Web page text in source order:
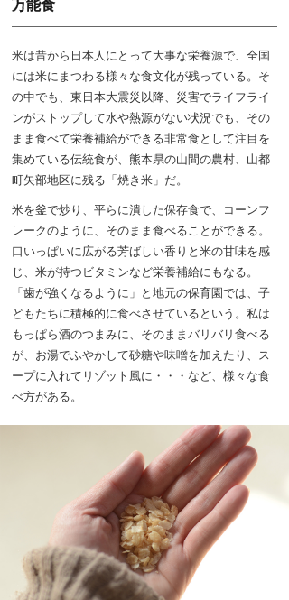
万能食
米は昔から日本人にとって大事な栄養源で、全国
には米にまつわる様々な食文化が残っている。そ
の中でも、東日本大震災以降、災害でライフライ
ンがストップして水や熱源がない状況でも、その
まま食べて栄養補給ができる非常食として注目を
集めている伝統食が、熊本県の山間の農村、山都
町矢部地区に残る「焼き米」だ。
米を釜で炒り、平らに潰した保存食で、コーンフ
レークのように、そのまま食べることができる。
口いっぱいに広がる芳ばしい香りと米の甘味を感
じ、米が持つビタミンなど栄養補給にもなる。
「歯が強くなるように」と地元の保育園では、子
どもたちに積極的に食べさせているという。私は
もっぱら酒のつまみに、そのままバリバリ食べる
が、お湯でふやかして砂糖や味噌を加えたり、ス
ープに入れてリゾット風に・・・など、様々な食
べ方がある。